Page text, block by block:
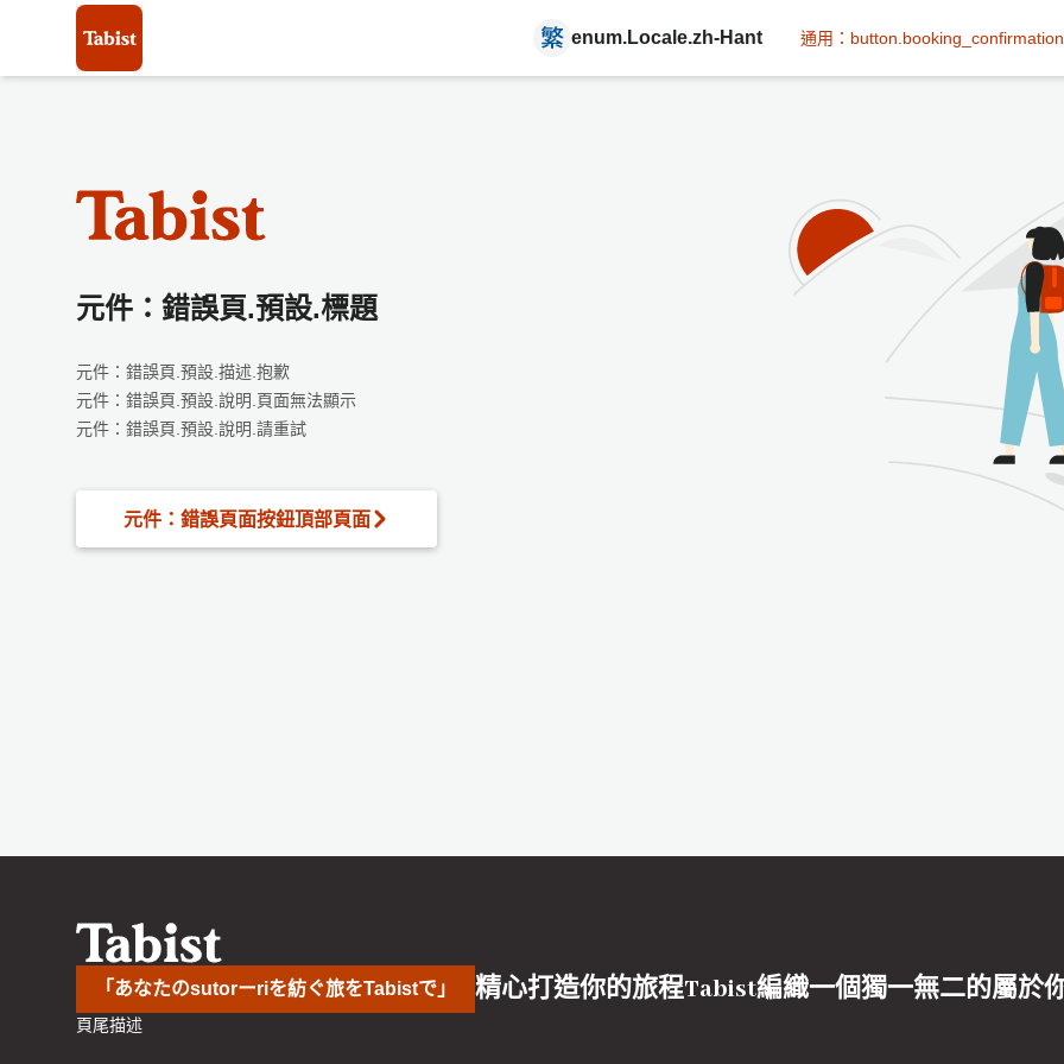
enum.Locale.zh-Hant 通用：button.booking_confirmation
元件：錯誤頁.預設.標題
元件：錯誤頁.預設.描述.抱歉
元件：錯誤頁.預設.說明.頁面無法顯示
元件：錯誤頁.預設.說明.請重試
元件：錯誤頁面按鈕頂部頁面
「あなたのsutorーriを紡ぐ旅をTabistで」 精心打造你的旅程Tabist編織一個獨一無二的屬於
頁尾描述